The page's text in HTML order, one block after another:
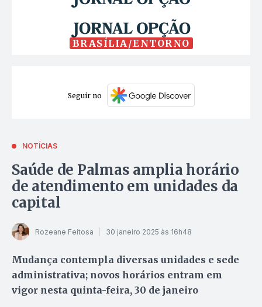
BRASÍLIA/ENTORNO
Seguir no
NOTÍCIAS
Saúde de Palmas amplia horário
de atendimento em unidades da
capital
Rozeane Feitosa 30 janeiro 2025 às 16h48
Mudança contempla diversas unidades e sede
administrativa; novos horários entram em
vigor nesta quinta-feira, 30 de janeiro